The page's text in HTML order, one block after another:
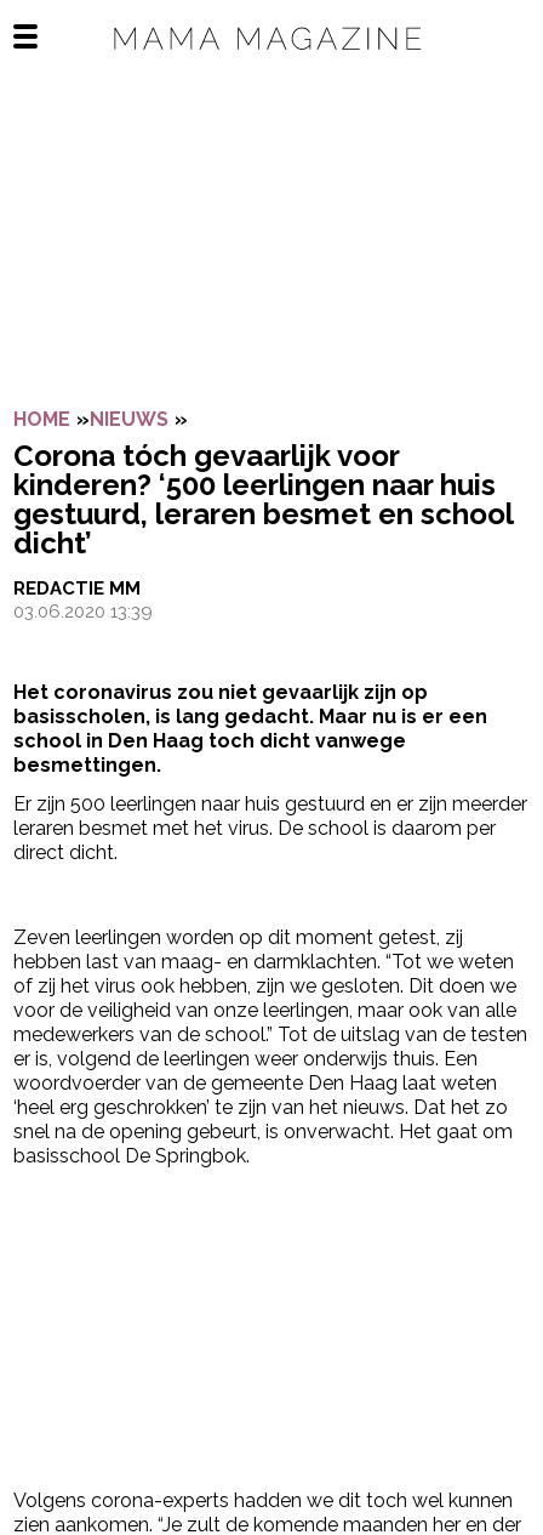
Open het mobiele menu
HOME »NIEUWS »
Corona tóch gevaarlijk voor
kinderen? ‘500 leerlingen naar huis
gestuurd, leraren besmet en school
dicht’
REDACTIE MM
03.06.2020 13:39
Het coronavirus zou niet gevaarlijk zijn op
basisscholen, is lang gedacht. Maar nu is er een
school in Den Haag toch dicht vanwege
besmettingen.
Er zijn 500 leerlingen naar huis gestuurd en er zijn meerder
leraren besmet met het virus. De school is daarom per
direct dicht.
Zeven leerlingen worden op dit moment getest, zij
hebben last van maag- en darmklachten. “Tot we weten
of zij het virus ook hebben, zijn we gesloten. Dit doen we
voor de veiligheid van onze leerlingen, maar ook van alle
medewerkers van de school.” Tot de uitslag van de testen
er is, volgend de leerlingen weer onderwijs thuis. Een
woordvoerder van de gemeente Den Haag laat weten
‘heel erg geschrokken’ te zijn van het nieuws. Dat het zo
snel na de opening gebeurt, is onverwacht. Het gaat om
basisschool De Springbok.
Volgens corona-experts hadden we dit toch wel kunnen
zien aankomen. “Je zult de komende maanden her en der